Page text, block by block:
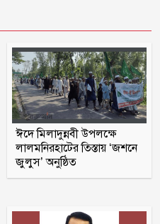
আগুন
বিরুদ্ধে বাংলাদেশ-পাকিস্তানসহ ১৩
কমান্ডার নিয়োগ দিল সৌদি
বাড়িতে ঢোকার আগে
দেহ তল্লাশি, ব্যাখ্যা দিল পুলিশ
সঙ্গে গণতন্ত্র যায় না : মির্জা
ঈদে মিলাদুন্নবী উপলক্ষে
লালমনিরহাটের তিস্তায় ‘জশনে
জুলুস’ অনুষ্ঠিত